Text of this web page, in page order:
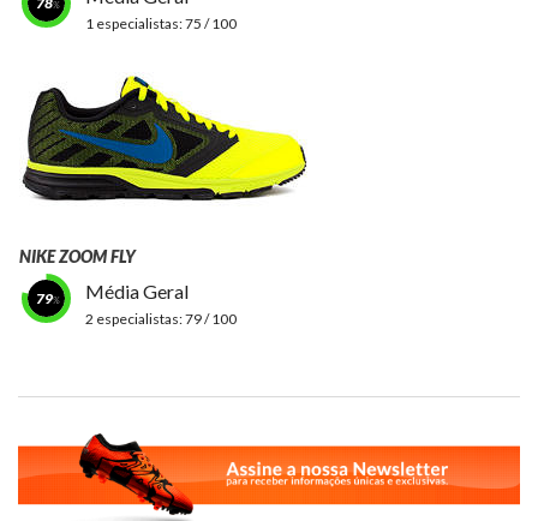
1 especialistas:75 / 100
NIKE ZOOM FLY
79 Média Geral
2 especialistas:79 / 100